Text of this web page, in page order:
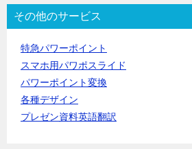
その他のサービス
特急パワーポイント
スマホ用パワポスライド
パワーポイント変換
各種デザイン
プレゼン資料英語翻訳